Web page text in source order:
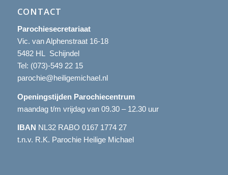
CONTACT
Parochiesecretariaat
Vic. van Alphenstraat 16-18
5482 HL Schijndel
Tel: (073)-549 22 15
parochie@heiligemichael.nl
Openingstijden Parochiecentrum
maandag t/m vrijdag van 09.30 – 12.30 uur
IBAN NL32 RABO 0167 1774 27
t.n.v. R.K. Parochie Heilige Michael